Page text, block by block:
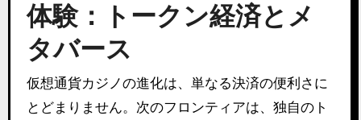
体験：トークン経済とメ
タバース
仮想通貨カジノの進化は、単なる決済の便利さに
とどまりません。次のフロンティアは、独自のト